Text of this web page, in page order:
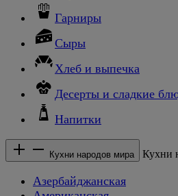
Гарниры
Сыры
Хлеб и выпечка
Десерты и сладкие
Напитки
Кухни народов мира Кухни
Азербайджанская